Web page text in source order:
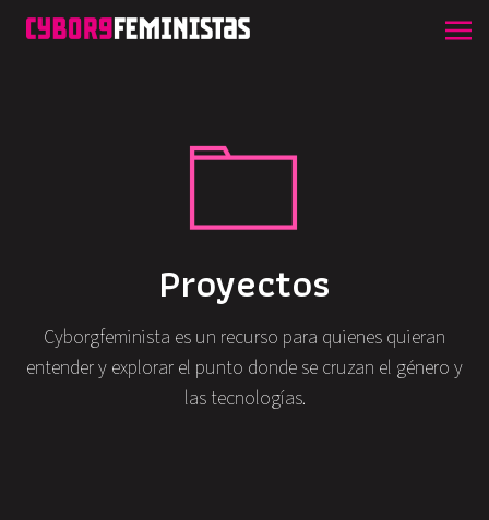
Proyectos
Cyborgfeminista es un recurso para quienes quieran
entender y explorar el punto donde se cruzan el género y
las tecnologías.